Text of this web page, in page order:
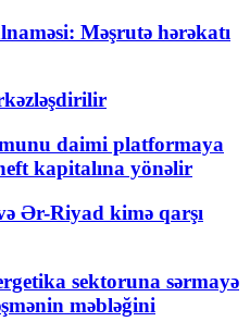
Məşrutə hərəkatı
daimi platformaya
kapitalına yönəlir
Ər-Riyad kimə qarşı
sektoruna sərmayə
məbləğini